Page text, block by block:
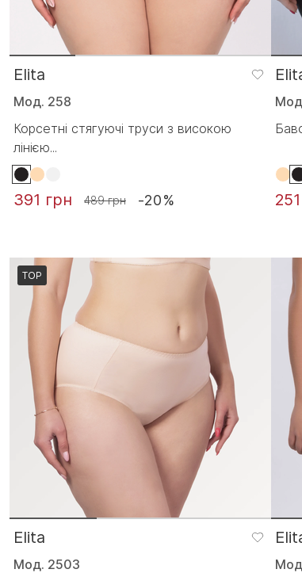
Elita
Мод. 258
Корсетні стягуючі труси з високою
лінією...
391 грн 489 грн -20%
TOP
Elita
Мод. 2503